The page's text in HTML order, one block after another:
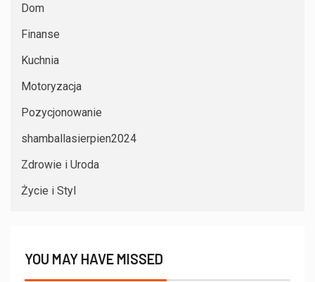
Dom
Finanse
Kuchnia
Motoryzacja
Pozycjonowanie
shamballasierpien2024
Zdrowie i Uroda
Życie i Styl
YOU MAY HAVE MISSED